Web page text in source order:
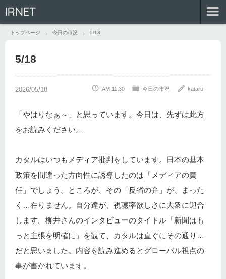
IRNET
トップページ 今日の市況 5/18
5/18
AM 11:30 今日の市況 kataru
「やはりなぁ～」と思っています。 今日は、先ずは此方
をお読みください。
カタルはいつもメディア批判をしています。日本の基本
政策を間違った方向性に誘導したのは「メディアの責
任」でしょう。ところが、その「反省の弁」が、まった
く…在りません。自分達が、視聴率欲しさに大衆に迎合
します。柳井さんのインタビューのタイトル「新聞はも
っと主張を明確に」を観て、カタルは直ぐにその通り…
だと思いました。内容を読み進めるとグローバル視点の
事が書かれています。